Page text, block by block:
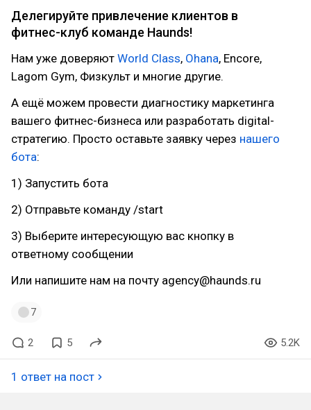
Делегируйте привлечение клиентов в
фитнес-клуб команде Haunds!
Нам уже доверяют World Class, Ohana, Encore,
Lagom Gym, Физкульт и многие другие.
А ещё можем провести диагностику маркетинга
вашего фитнес-бизнеса или разработать digital-
стратегию. Просто оставьте заявку через нашего
бота:
1) Запустить бота
2) Отправьте команду /start
3) Выберите интересующую вас кнопку в
ответному сообщении
Или напишите нам на почту agency@haunds.ru
7
2 5 5.2K
1 ответ на пост